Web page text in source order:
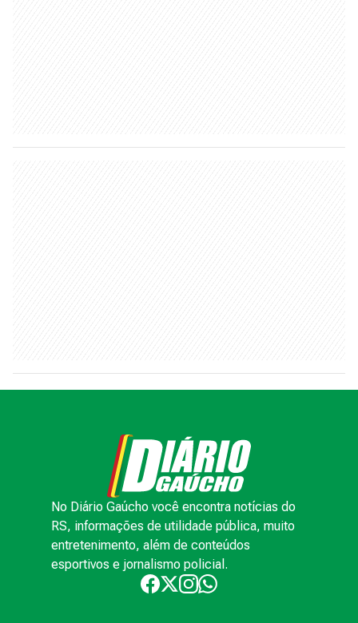
No Diário Gaúcho você encontra notícias do
RS, informações de utilidade pública, muito
entretenimento, além de conteúdos
esportivos e jornalismo policial.